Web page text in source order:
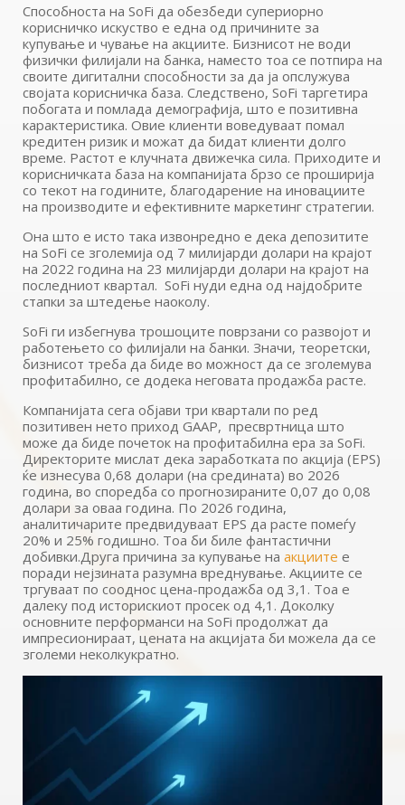
Способноста на SoFi да обезбеди супериорно
корисничко искуство е една од причините за
купување и чување на акциите. Бизнисот не води
физички филијали на банка, наместо тоа се потпира на
своите дигитални способности за да ја опслужува
својата корисничка база. Следствено, SoFi таргетира
побогата и помлада демографија, што е позитивна
карактеристика. Овие клиенти воведуваат помал
кредитен ризик и можат да бидат клиенти долго
време. Растот е клучната движечка сила. Приходите и
корисничката база на компанијата брзо се проширија
со текот на годините, благодарение на иновациите
на производите и ефективните маркетинг стратегии.
Она што е исто така извонредно е дека депозитите
на SoFi се зголемија од 7 милијарди долари на крајот
на 2022 година на 23 милијарди долари на крајот на
последниот квартал. SoFi нуди една од најдобрите
стапки за штедење наоколу.
SoFi ги избегнува трошоците поврзани со развојот и
работењето со филијали на банки. Значи, теоретски,
бизнисот треба да биде во можност да се зголемува
профитабилно, се додека неговата продажба расте.
Компанијата сега објави три квартали по ред
позитивен нето приход GAAP, пресвртница што
може да биде почеток на профитабилна ера за SoFi.
Директорите мислат дека заработката по акција (EPS)
ќе изнесува 0,68 долари (на средината) во 2026
година, во споредба со прогнозираните 0,07 до 0,08
долари за оваа година. По 2026 година,
аналитичарите предвидуваат EPS да расте помеѓу
20% и 25% годишно. Тоа би биле фантастични
добивки.Друга причина за купување на акциите е
поради нејзината разумна вреднување. Акциите се
тргуваат по сооднос цена-продажба од 3,1. Тоа е
далеку под историскиот просек од 4,1. Доколку
основните перформанси на SoFi продолжат да
импресионираат, цената на акцијата би можела да се
зголеми неколкукратно.